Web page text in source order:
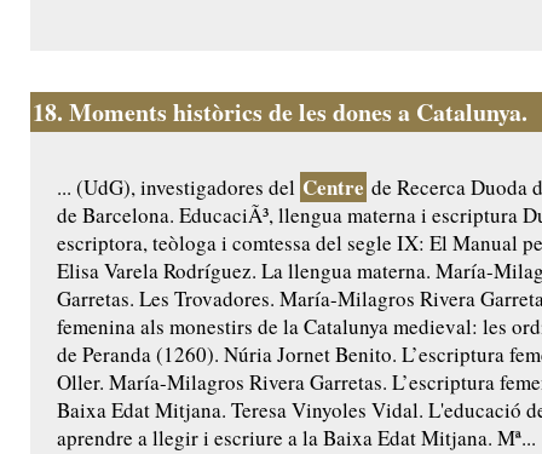
18. Moments històrics de les dones a Catalunya.
... (UdG), investigadores del Centre de Recerca Duoda
de Barcelona. EducaciÃ³, llengua materna i escriptura
escriptora, teòloga i comtessa del segle IX: El Manual
Elisa Varela Rodríguez. La llengua materna. María-
Garretas. Les Trovadores. María-Milagros Rivera
femenina als monestirs de la Catalunya medieval: les
de Peranda (1260). Núria Jornet Benito. L’escriptura
Oller. María-Milagros Rivera Garretas. L’escriptura
Baixa Edat Mitjana. Teresa Vinyoles Vidal. L'educació
aprendre a llegir i escriure a la Baixa Edat Mitjana. Mª...